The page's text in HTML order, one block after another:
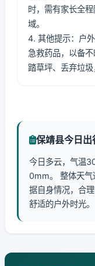
时，需有家长全
域。
4. 其他提示：户
急救药品，以备
踏草坪、丢弃垃圾
保靖县今日出
今日多云，气温
0mm。 整体天气
据自身情况，合
舒适的户外时光。